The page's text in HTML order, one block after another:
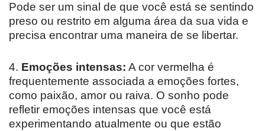
Pode ser um sinal de que você está se sentindo
preso ou restrito em alguma área da sua vida e
precisa encontrar uma maneira de se libertar.
4. Emoções intensas: A cor vermelha é
frequentemente associada a emoções fortes,
como paixão, amor ou raiva. O sonho pode
refletir emoções intensas que você está
experimentando atualmente ou que estão